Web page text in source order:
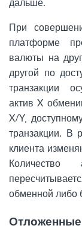
При
платформе
валюты на
другой по
транзакции
актив X
X/Y,
транзакции. В
клиента
обменной либо